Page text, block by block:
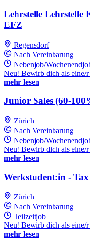
Lehrstelle
EFZ
Regensdorf
Nach Vereinbarung
Nebenjob/
Neu! Bewirb dich als eine/r
mehr lesen
Junior Sales (60-
Zürich
Nach Vereinbarung
Nebenjob/
Neu! Bewirb dich als eine/r
mehr lesen
Werkstudent:in -
Zürich
Nach Vereinbarung
Teilzeitjob
Neu! Bewirb dich als eine/r
mehr lesen